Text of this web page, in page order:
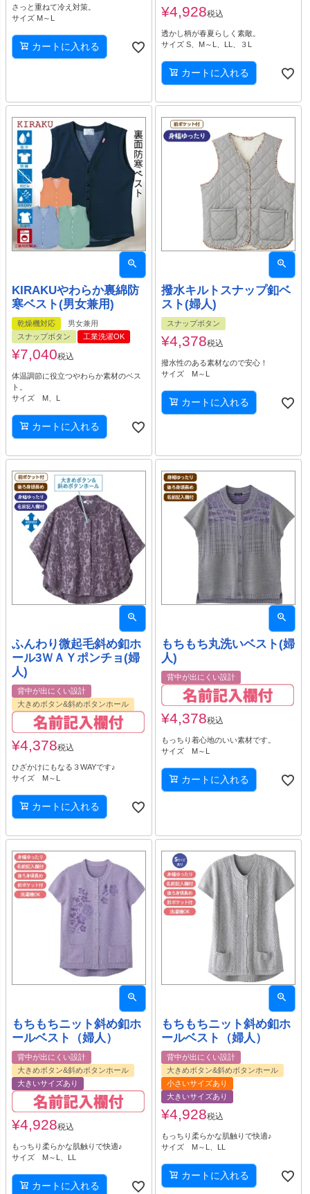
さっと重ねて冷え対策。
サイズ M～L
カートに入れる
¥4,928税込
透かし柄が春夏らしく素敵。
サイズ S、M～L、LL、３L
カートに入れる
KIRAKUやわらか裏綿防
寒ベスト(男女兼用)
乾燥機対応
男女兼用
スナップボタン
工業洗濯OK
¥7,040税込
体温調節に役立つやわらか素材のベス
ト。
サイズ M、L
カートに入れる
撥水キルトスナップ釦ベ
スト(婦人)
スナップボタン
¥4,378税込
撥水性のある素材なので安心！
サイズ M～L
カートに入れる
ふんわり微起毛斜め釦ホ
ール3ＷＡＹポンチョ(婦
人)
背中が出にくい設計
大きめボタン&斜めボタンホール
¥4,378税込
ひざかけにもなる３WAYです♪
サイズ M～L
カートに入れる
もちもち丸洗いベスト(婦
人)
背中が出にくい設計
¥4,378税込
もっちり着心地のいい素材です。
サイズ M～L
カートに入れる
もちもちニット斜め釦ホ
ールベスト（婦人）
背中が出にくい設計
大きめボタン&斜めボタンホール
大きいサイズあり
¥4,928税込
もっちり柔らかな肌触りで快適♪
サイズ M～L、LL
カートに入れる
もちもちニット斜め釦ホ
ールベスト（婦人）
背中が出にくい設計
大きめボタン&斜めボタンホール
小さいサイズあり
大きいサイズあり
¥4,928税込
もっちり柔らかな肌触りで快適♪
サイズ M～L、LL
カートに入れる